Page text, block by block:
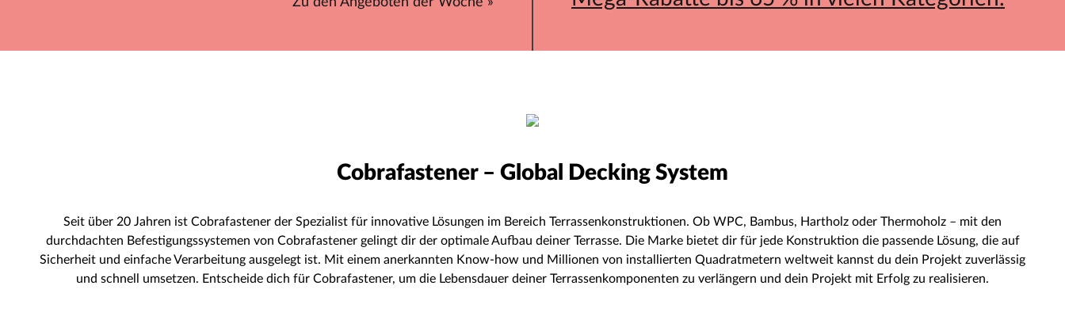
Cobrafastener – Global Decking System
Seit über 20 Jahren ist Cobrafastener der Spezialist für innovative Lösungen im Bereich Terrassenkonstruktionen. Ob WPC, Bambus, Hartholz oder Thermoholz – mit den
durchdachten Befestigungssystemen von Cobrafastener gelingt dir der optimale Aufbau deiner Terrasse. Die Marke bietet dir für jede Konstruktion die passende Lösung, die auf
Sicherheit und einfache Verarbeitung ausgelegt ist. Mit einem anerkannten Know-how und Millionen von installierten Quadratmetern weltweit kannst du dein Projekt zuverlässig
und schnell umsetzen. Entscheide dich für Cobrafastener, um die Lebensdauer deiner Terrassenkomponenten zu verlängern und dein Projekt mit Erfolg zu realisieren.